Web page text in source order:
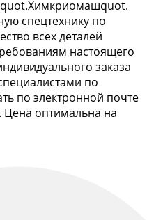
quot.Химкриомашquot.
спецтехнику по
всех деталей
настоящего
заказа
по
по электронной почте
Цена оптимальна на